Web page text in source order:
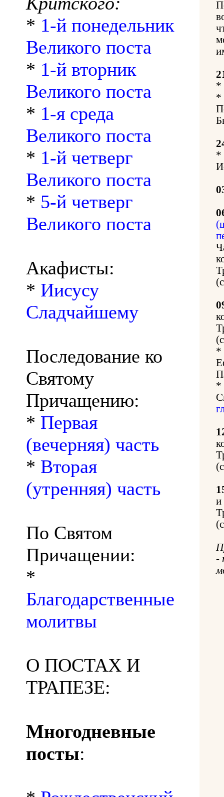
* 1-й понедельник
Великого поста
* 1-й вторник
Великого поста
* 1-я среда
Великого поста
* 1-й четверг
Великого поста
* 5-й четверг
Великого поста
Акафисты:
* Иисусу
Сладчайшему
Последование ко
Святому
Причащению:
* Первая
(вечерняя) часть
* Вторая
(утренняя) часть
По Святом
Причащении:
*
Благодарственные
молитвы
О ПОСТАХ И
ТРАПЕЗЕ:
Многодневные
посты:
*
*
*
*
*
и
-